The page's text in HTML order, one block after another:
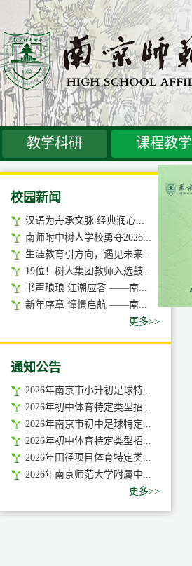
教学科研 课程教学
校园新闻
汉语为舟承文脉 经典润心...
南师附中树人学校勇夺2026...
生涯教育引方向，遇见未来...
19位！树人集团教师入选鼓...
书声琅琅 江潮应答 ——南...
新年序章 憧憬启航 ——南...
更多>>
通知公告
2026年南京市小升初足球特...
2026年初中体育特定类型招...
2026年南京市初中足球特定...
2026年初中体育特定类型招...
2026年田径项目体育特定类...
2026年南京师范大学附属中...
更多>>